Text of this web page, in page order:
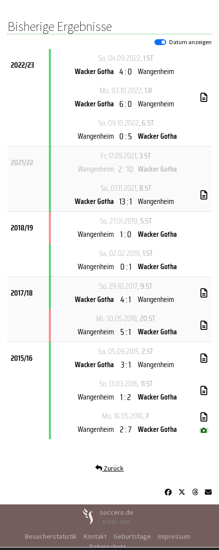
Bisherige Ergebnisse
Datum anzeigen
2022/23
So, 04.09.2022, 1.ST
Wacker Gotha 4 : 0 Wangenheim
Mo, 03.10.2022, 1.R
Wacker Gotha 6 : 0 Wangenheim
So, 09.10.2022, 6.ST
Wangenheim 0 : 5 Wacker Gotha
2021/22
Fr, 17.09.2021, 3.ST
Wangenheim 2 : 10 Wacker Gotha
So, 07.11.2021, 8.ST
Wacker Gotha 13 : 1 Wangenheim
2018/19
So, 27.01.2019, 5.ST
Wangenheim 1 : 0 Wacker Gotha
Sa, 02.02.2019, 1.ST
Wangenheim 0 : 1 Wacker Gotha
2017/18
So, 29.10.2017, 9.ST
Wacker Gotha 4 : 1 Wangenheim
Mi, 30.05.2018, 20.ST
Wangenheim 5 : 1 Wacker Gotha
2015/16
Sa, 05.09.2015, 2.ST
Wacker Gotha 3 : 1 Wangenheim
So, 13.03.2016, 11.ST
Wangenheim 1 : 2 Wacker Gotha
Mo, 16.05.2016, F
Wangenheim 2 : 7 Wacker Gotha ( )
Zurück
soccero.de
© 2006 - 2026
Besucherstatistik Kontakt Geburtstage
Impressum
Datenschutz